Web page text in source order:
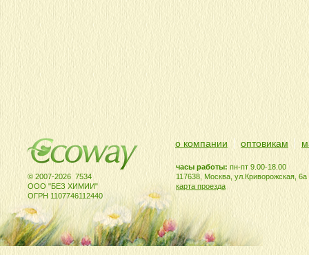
© 2007-2026 7534
ООО "БЕЗ ХИМИИ"
ОГРН 1107746112440
часы работы: пн-пт 9.00-18.00
117638, Москва, ул.Криворожская, 6а
карта проезда
о компании оптовикам